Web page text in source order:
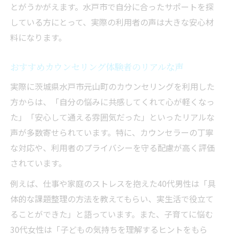
とがうかがえます。水戸市で自分に合ったサポートを探
している方にとって、実際の利用者の声は大きな安心材
料になります。
おすすめカウンセリング体験者のリアルな声
実際に茨城県水戸市元山町のカウンセリングを利用した
方からは、「自分の悩みに共感してくれて心が軽くなっ
た」「安心して通える雰囲気だった」といったリアルな
声が多数寄せられています。特に、カウンセラーの丁寧
な対応や、利用者のプライバシーを守る配慮が高く評価
されています。
例えば、仕事や家庭のストレスを抱えた40代男性は「具
体的な課題整理の方法を教えてもらい、実生活で役立て
ることができた」と語っています。また、子育てに悩む
30代女性は「子どもの気持ちを理解するヒントをもら